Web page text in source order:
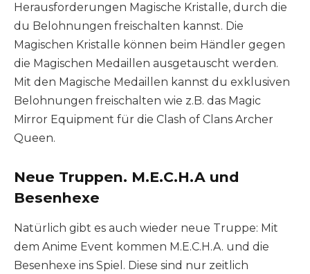
Herausforderungen Magische Kristalle, durch die
du Belohnungen freischalten kannst. Die
Magischen Kristalle können beim Händler gegen
die Magischen Medaillen ausgetauscht werden.
Mit den Magische Medaillen kannst du exklusiven
Belohnungen freischalten wie z.B. das Magic
Mirror Equipment für die Clash of Clans Archer
Queen.
Neue Truppen. M.E.C.H.A und
Besenhexe
Natürlich gibt es auch wieder neue Truppe: Mit
dem Anime Event kommen M.E.C.H.A. und die
Besenhexe ins Spiel. Diese sind nur zeitlich